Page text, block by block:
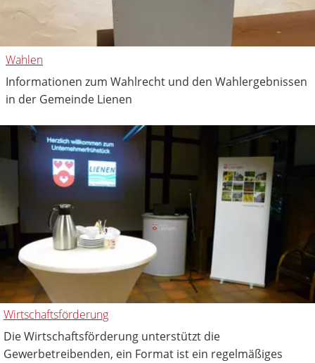
Wahlen
Informationen zum Wahlrecht und den Wahlergebnissen
in der Gemeinde Lienen
Wirtschaftsförderung
Die Wirtschaftsförderung unterstützt die
Gewerbetreibenden, ein Format ist ein regelmäßiges